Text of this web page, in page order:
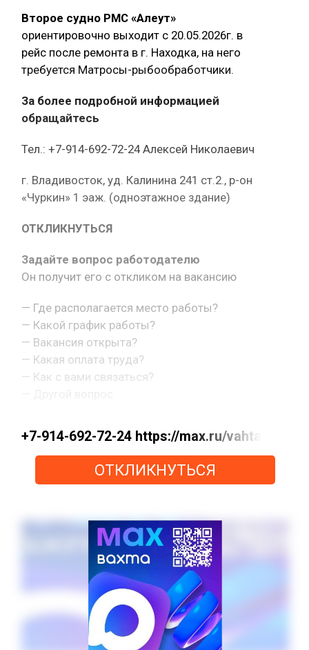
Второе судно РМС «Алеут»
ориентировочно выходит с 20.05.2026г. в
рейс после ремонта в г. Находка, на него
требуется Матросы-рыбообработчики.
За более подробной информацией
обращайтесь
Тел.: +7-914-692-72-24 Алексей Николаевич
г. Владивосток, уд. Калинина 241 ст.2., р-он
«Чуркин» 1 эаж. (одноэтажное здание)
ОТКЛИКНУТЬСЯ
Задайте вопрос работодателю
Он получит его с откликом на вакансию
— Где располагается место работы?
— Какой график работы?
— Вакансия открыта?
— Какая оплата труда?
— Как с вами связаться?
+7-914-692-72-24 https://max.ru/vahta
ОТКЛИКНУТЬСЯ